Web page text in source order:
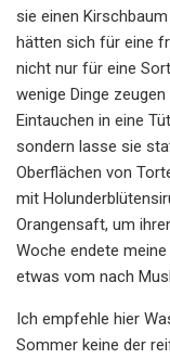
sie einen
hätten sich für eine
nicht nur für eine
wenige Dinge
Eintauchen in eine
sondern lasse sie
Oberflächen von
mit
Orangensaft, um
Woche endete
etwas vom nach
Ich empfehle hier
Sommer keine der